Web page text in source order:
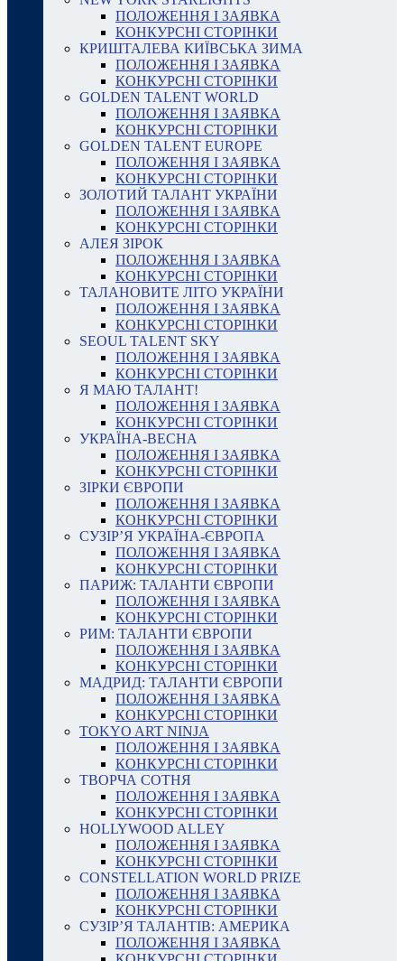
ПОЛОЖЕННЯ І ЗАЯВКА
КОНКУРСНІ СТОРІНКИ
КРИШТАЛЕВА КИЇВСЬКА ЗИМА
ПОЛОЖЕННЯ І ЗАЯВКА
КОНКУРСНІ СТОРІНКИ
GOLDEN TALENT WORLD
ПОЛОЖЕННЯ І ЗАЯВКА
КОНКУРСНІ СТОРІНКИ
GOLDEN TALENT EUROPE
ПОЛОЖЕННЯ І ЗАЯВКА
КОНКУРСНІ СТОРІНКИ
ЗОЛОТИЙ ТАЛАНТ УКРАЇНИ
ПОЛОЖЕННЯ І ЗАЯВКА
КОНКУРСНІ СТОРІНКИ
АЛЕЯ ЗІРОК
ПОЛОЖЕННЯ І ЗАЯВКА
КОНКУРСНІ СТОРІНКИ
ТАЛАНОВИТЕ ЛІТО УКРАЇНИ
ПОЛОЖЕННЯ І ЗАЯВКА
КОНКУРСНІ СТОРІНКИ
SEOUL TALENT SKY
ПОЛОЖЕННЯ І ЗАЯВКА
КОНКУРСНІ СТОРІНКИ
Я МАЮ ТАЛАНТ!
ПОЛОЖЕННЯ І ЗАЯВКА
КОНКУРСНІ СТОРІНКИ
УКРАЇНА-ВЕСНА
ПОЛОЖЕННЯ І ЗАЯВКА
КОНКУРСНІ СТОРІНКИ
ЗІРКИ ЄВРОПИ
ПОЛОЖЕННЯ І ЗАЯВКА
КОНКУРСНІ СТОРІНКИ
СУЗІР’Я УКРАЇНА-ЄВРОПА
ПОЛОЖЕННЯ І ЗАЯВКА
КОНКУРСНІ СТОРІНКИ
ПАРИЖ: ТАЛАНТИ ЄВРОПИ
ПОЛОЖЕННЯ І ЗАЯВКА
КОНКУРСНІ СТОРІНКИ
РИМ: ТАЛАНТИ ЄВРОПИ
ПОЛОЖЕННЯ І ЗАЯВКА
КОНКУРСНІ СТОРІНКИ
МАДРИД: ТАЛАНТИ ЄВРОПИ
ПОЛОЖЕННЯ І ЗАЯВКА
КОНКУРСНІ СТОРІНКИ
TOKYO ART NINJA
ПОЛОЖЕННЯ І ЗАЯВКА
КОНКУРСНІ СТОРІНКИ
ТВОРЧА СОТНЯ
ПОЛОЖЕННЯ І ЗАЯВКА
КОНКУРСНІ СТОРІНКИ
HOLLYWOOD ALLEY
ПОЛОЖЕННЯ І ЗАЯВКА
КОНКУРСНІ СТОРІНКИ
CONSTELLATION WORLD PRIZE
ПОЛОЖЕННЯ І ЗАЯВКА
КОНКУРСНІ СТОРІНКИ
СУЗІР’Я ТАЛАНТІВ: АМЕРИКА
ПОЛОЖЕННЯ І ЗАЯВКА